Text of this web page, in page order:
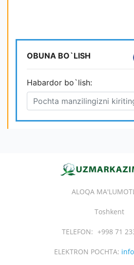
OBUNA BO`LISH
Habardor bo`lish:
ALOQA
Toshkent
TELEFON: +998 71
ELEKTRON POCHTA: